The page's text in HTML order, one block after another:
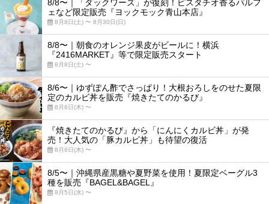
8/8〜｜「ダックワーズ」が復刻！ピスタチオ香るパルフ
ェなど限定販売『ヨックモック青山本店』
8月8日(土) 〜 8月30日(日)
8/8〜｜朝食のオレンジ果皮がビールに！横浜
『2416MARKET』等で限定販売スタート
8月8日(土) 〜
8/6〜｜ゆずぽん酢でさっぱり！大根おろしをのせた夏限
定のカルビ丼を販売『焼きたてのかるび』
8月6日(木) 〜
『焼きたてのかるび』から「にんにくカルビ丼」が発
売！大人気の「豚カルビ丼」も待望の復活
8月6日(木) 〜
8/5〜｜沖縄県産黒糖や夏野菜を使用！夏限定ベーグル3
種を販売『BAGEL&BAGEL』
8月5日(水) 〜